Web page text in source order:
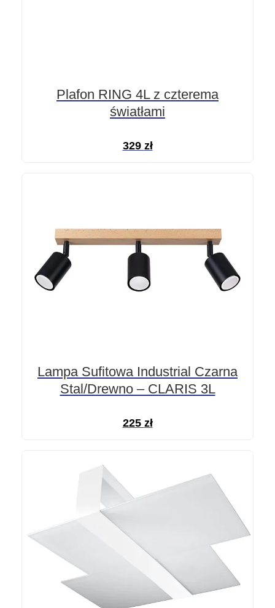
Plafon RING 4L z czterema
światłami
329 zł
Lampa Sufitowa Industrial Czarna
Stal/Drewno – CLARIS 3L
225 zł